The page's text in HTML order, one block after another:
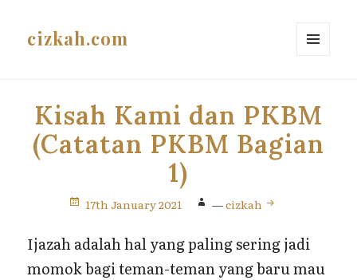
cizkah.com
Kisah Kami dan PKBM
(Catatan PKBM Bagian
1)
17th January 2021 —cizkah
Ijazah adalah hal yang paling sering jadi
momok bagi teman-teman yang baru mau